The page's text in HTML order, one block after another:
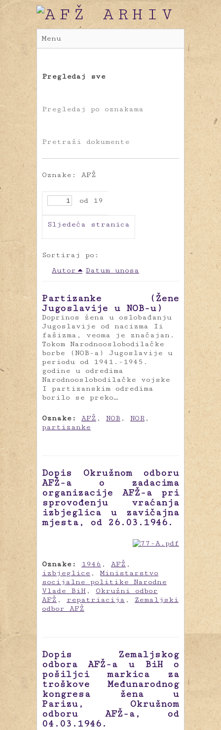
Menu
Pregledaj sve
Pregledaj po oznakama
Pretraži dokumente
Oznake: AFŽ
od 19
Sljedeća stranica
Sortiraj po:
Autor
Datum unosa
Partizanke (Žene
Jugoslavije u NOB-u)
Doprinos žena u oslobađanju
Jugoslavije od nacizma Ii
fašizma, veoma je značajan.
Tokom Narodnooslobodilačke
borbe (NOB-a) Jugoslavije u
periodu od 1941.-1945.
godine u odredima
Narodnooslobodilačke vojske
I partizanskim odredima
borilo se preko…
Oznake: AFŽ , NOB , NOR ,
partizanke
Dopis Okružnom odboru
AFŽ-a o zadacima
organizacije AFŽ-a pri
sprovođenju vraćanja
izbjeglica u zavičajna
mjesta, od 26.03.1946.
Oznake: 1946 , AFŽ ,
izbjeglice ,Ministarstvo
socijalne politike Narodne
Vlade BiH , Okružni odbor
AFŽ , repatriacija , Zemaljski
odbor AFŽ
Dopis Zemaljskog
odbora AFŽ-a u BiH o
pošiljci markica za
troškove Međunarodnog
kongresa žena u
Parizu, Okružnom
odboru AFŽ-a, od
04.03.1946.